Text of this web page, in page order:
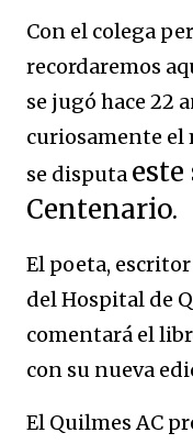
Con el colega
recordaremos
se jugó hace 22
curiosamente el
se disputa este
Centenario.
El poeta,
del Hospital de
comentará el
con su nueva
El Quilmes AC